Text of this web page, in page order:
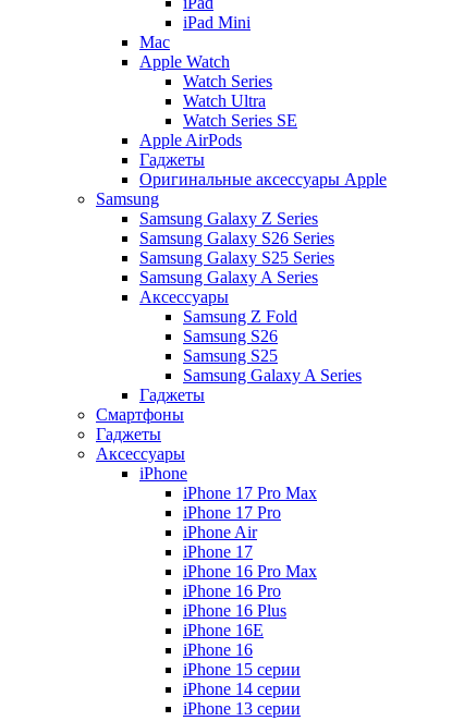
iPad Mini
Mac
Apple Watch
Watch Series
Watch Ultra
Watch Series SE
Apple AirPods
Гаджеты
Оригинальные аксессуары Apple
Samsung
Samsung Galaxy Z Series
Samsung Galaxy S26 Series
Samsung Galaxy S25 Series
Samsung Galaxy A Series
Аксессуары
Samsung Z Fold
Samsung S26
Samsung S25
Samsung Galaxy A Series
Гаджеты
Смартфоны
Гаджеты
Аксессуары
iPhone
iPhone 17 Pro Max
iPhone 17 Pro
iPhone Air
iPhone 17
iPhone 16 Pro Max
iPhone 16 Pro
iPhone 16 Plus
iPhone 16E
iPhone 16
iPhone 15 серии
iPhone 14 серии
iPhone 13 серии